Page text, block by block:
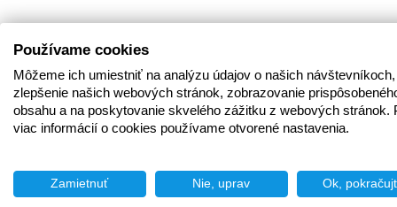
Používame cookies
Môžeme ich umiestniť na analýzu údajov o našich
zlepšenie našich webových stránok, zobrazovanie
obsahu a na poskytovanie skvelého zážitku z webových stránok.
viac informácií o cookies používame otvorené nastavenia.
Zamietnuť Nie, uprav Ok,